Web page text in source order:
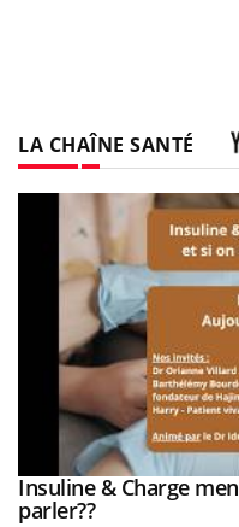
LA CHAÎNE SANTÉ
Youtube
Insuline & Charge
parler??Youtube